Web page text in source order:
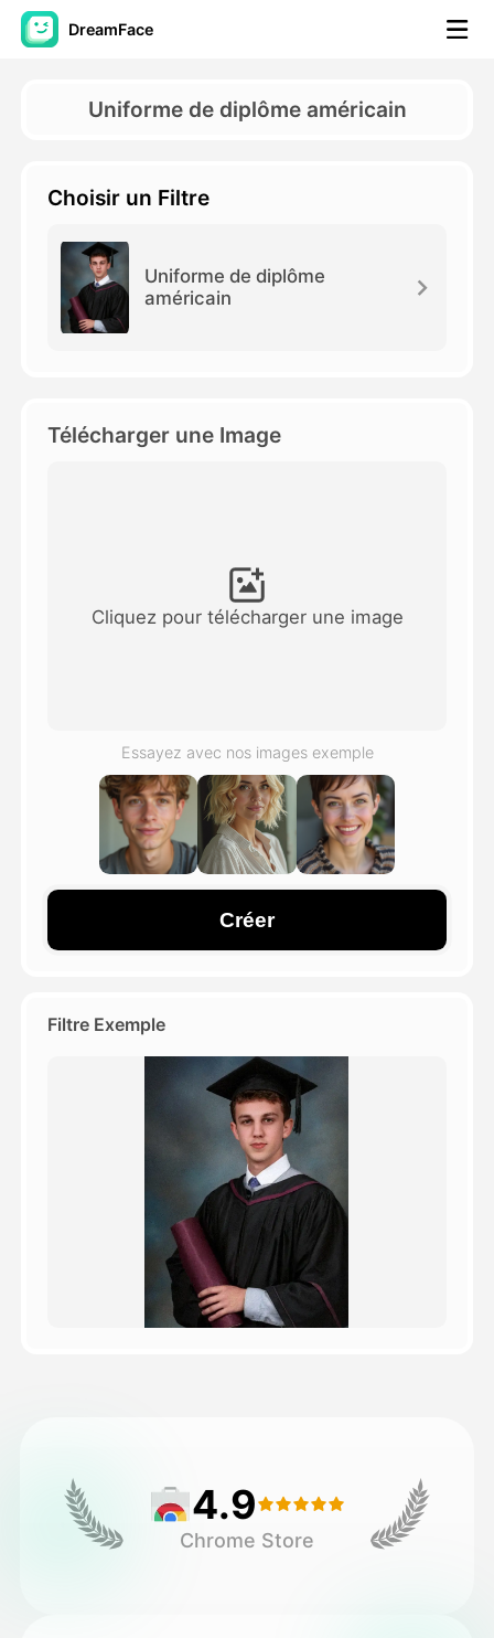
DreamFace
Outils AI
AI vidéo
Photos d'IA
Autres outils
Voir tous les modèles
Blog
Uniforme de diplôme américain
Choisir un Filtre
Uniforme de diplôme
américain
Télécharger une Image
Cliquez pour télécharger une image
Essayez avec nos images exemple
Créer
Filtre Exemple
4.9
Chrome Store